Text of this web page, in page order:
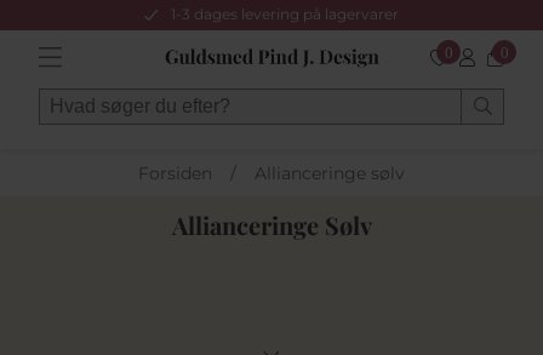
1-3 dages levering på lagervarer
0 0
Forsiden / Allianceringe sølv
Allianceringe Sølv